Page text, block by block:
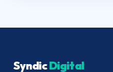
SyndicDigital